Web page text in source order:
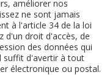
améliorer nos
ne sont jamais
à l'article 34 de la loi
d'un droit d'accès, de
des données qui
suffit d'avertir à tout
électronique ou postal.